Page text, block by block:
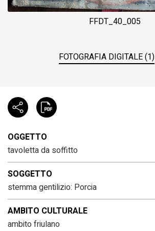
FFDT_40_005
FOTOGRAFIA DIGITALE (1)
OGGETTO
tavoletta da soffitto
SOGGETTO
stemma gentilizio: Porcia
AMBITO CULTURALE
ambito friulano